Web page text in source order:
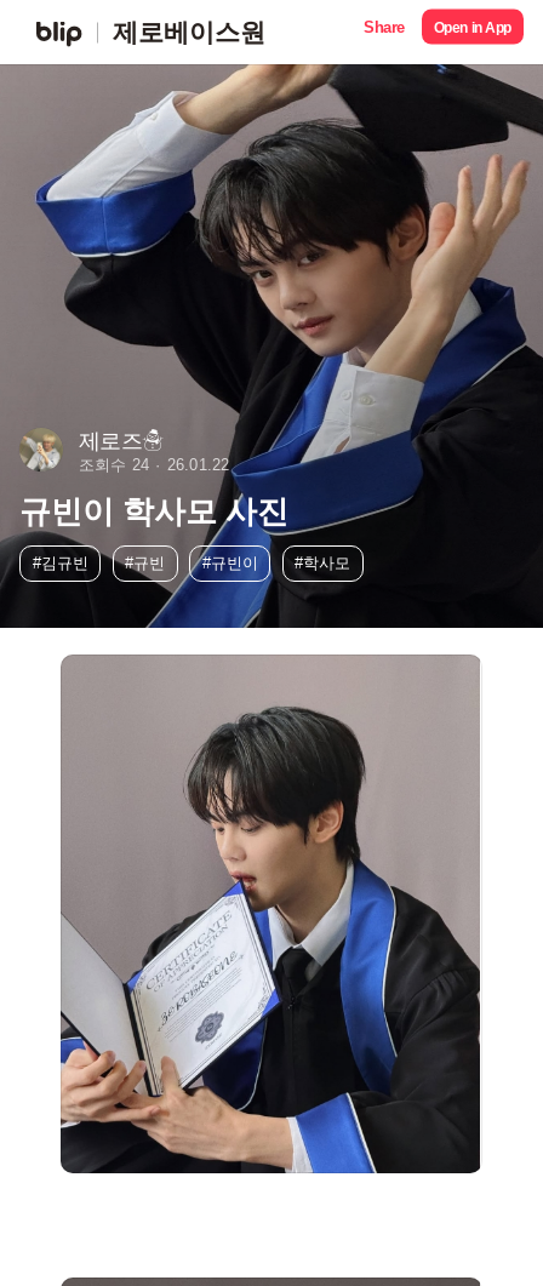
제로베이스원 Share Open in App
제로즈☃
조회수 24 26.01.22
규빈이 학사모 사진
#김규빈 #규빈 #규빈이 #학사모